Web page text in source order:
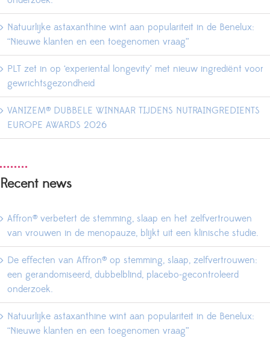
Natuurlijke astaxanthine wint aan populariteit in de Benelux:
“Nieuwe klanten en een toegenomen vraag”
PLT zet in op ‘experiental longevity’ met nieuw ingrediënt voor
gewrichtsgezondheid
VANIZEM® DUBBELE WINNAAR TIJDENS NUTRAINGREDIENTS
EUROPE AWARDS 2026
Recent news
Affron® verbetert de stemming, slaap en het zelfvertrouwen
van vrouwen in de menopauze, blijkt uit een klinische studie.
De effecten van Affron® op stemming, slaap, zelfvertrouwen:
een gerandomiseerd, dubbelblind, placebo-gecontroleerd
onderzoek.
Natuurlijke astaxanthine wint aan populariteit in de Benelux:
“Nieuwe klanten en een toegenomen vraag”